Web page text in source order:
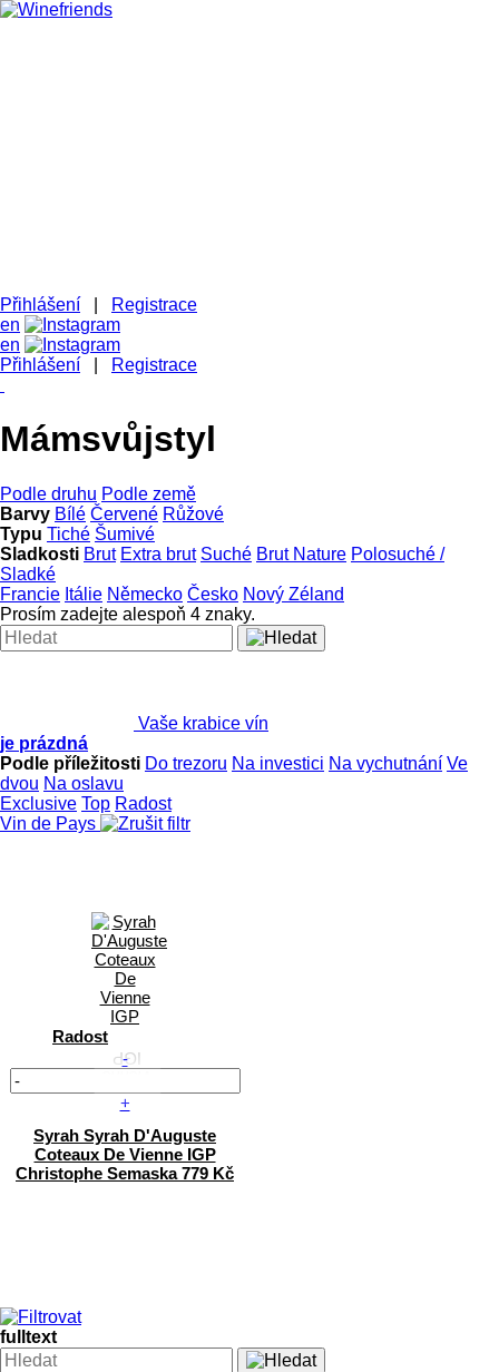
Přihlášení
Registrace
en
en
Přihlášení
Registrace
Mámsvůjstyl
Podle druhu Podle země
Barvy Bílé Červené Růžové
Typu Tiché Šumivé
Sladkosti Brut Extra brut Suché Brut Nature Polosuché /
Sladké
Francie Itálie Německo Česko Nový Zéland
Prosím zadejte alespoň 4 znaky.
Vaše krabice vín
je prázdná
Podle příležitosti Do trezoru Na investici Na vychutnání Ve
dvou Na oslavu
Exclusive Top Radost
Vin de Pays
Radost
-
+
Syrah Syrah D'Auguste
Coteaux De Vienne IGP
Christophe Semaska 779 Kč
fulltext